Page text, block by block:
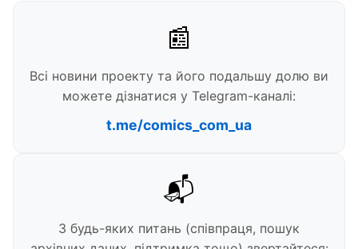
📰
Всі новини проекту та його подальшу долю ви
можете дізнатися у Telegram-каналі:
t.me/comics_com_ua
📬
З будь-яких питань (співпраця, пошук